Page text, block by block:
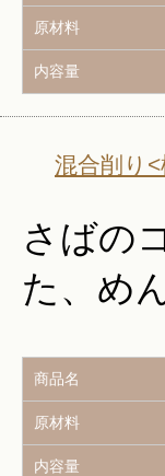
原材料
内容量
混合削り
さばの
た、め
商品名
原材料
内容量